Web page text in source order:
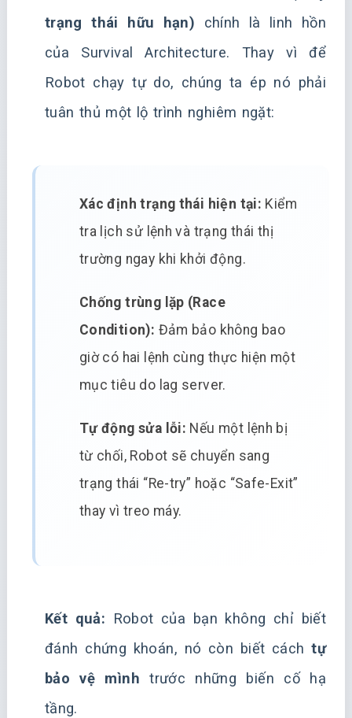
trạng thái hữu hạn) chính là linh hồn
của Survival Architecture. Thay vì để
Robot chạy tự do, chúng ta ép nó phải
tuân thủ một lộ trình nghiêm ngặt:
Xác định trạng thái hiện tại: Kiểm
tra lịch sử lệnh và trạng thái thị
trường ngay khi khởi động.
Chống trùng lặp (Race
Condition): Đảm bảo không bao
giờ có hai lệnh cùng thực hiện một
mục tiêu do lag server.
Tự động sửa lỗi: Nếu một lệnh bị
từ chối, Robot sẽ chuyển sang
trạng thái “Re-try” hoặc “Safe-Exit”
thay vì treo máy.
Kết quả: Robot của bạn không chỉ biết
đánh chứng khoán, nó còn biết cáchtự
bảo vệ mình trước những biến cố hạ
tầng.